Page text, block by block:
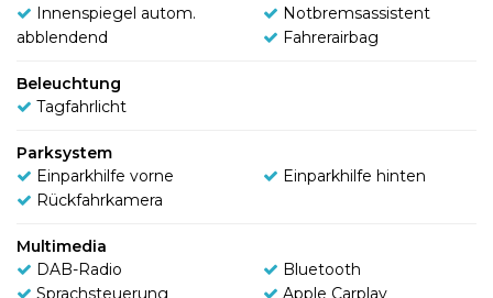
Innenspiegel autom.
abblendend
Notbremsassistent
Fahrerairbag
Beleuchtung
Tagfahrlicht
Parksystem
Einparkhilfe vorne
Einparkhilfe hinten
Rückfahrkamera
Multimedia
DAB-Radio
Bluetooth
Sprachsteuerung
Apple Carplay